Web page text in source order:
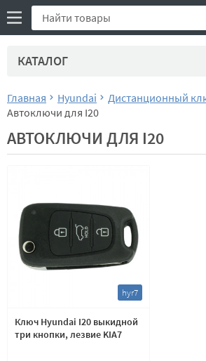
КАТАЛОГ
Главная Hyundai
Дистанционный
Автоключи для I20
АВТОКЛЮЧИ ДЛЯ I20
hyr7
Ключ Hyundai I20 выкидной
три кнопки, лезвие KIA7